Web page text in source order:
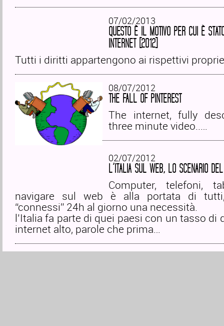
07/02/2013
QUESTO È IL MOTIVO PER CUI È
INTERNET [2012]
Tutti i diritti appartengono ai rispettivi
08/07/2012
THE FALL OF PINTEREST
The internet, fully
three minute video..…
02/07/2012
L’ITALIA SUL WEB, LO SCENARIO
Computer, telefoni,
navigare sul web è alla portata di
“connessi” 24h al giorno una necessità.
l’Italia fa parte di quei paesi con un tasso di
internet alto, parole che prima…